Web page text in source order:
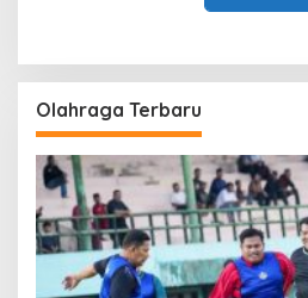
Olahraga Terbaru